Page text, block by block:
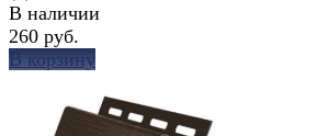
В наличии
260 руб.
В корзину